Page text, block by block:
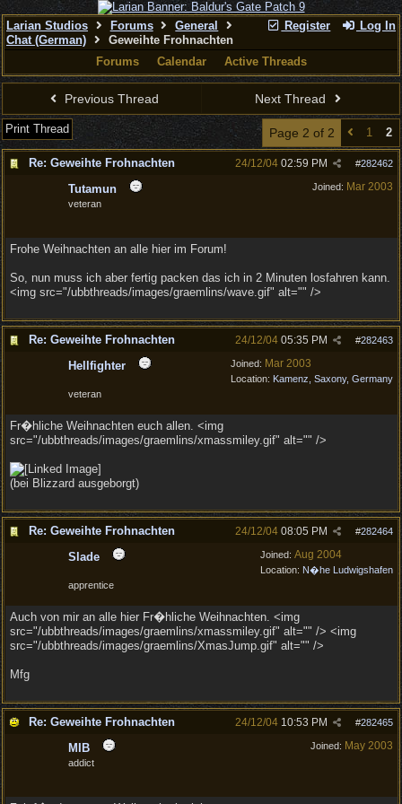
Register Log In
Larian Studios Forums
General
Chat (German)
Geweihte Frohnachten
Forums
Calendar Active Threads
Previous Thread Next Thread
Print Thread Page 2 of 2 1 2
Re: Geweihte Frohnachten #282462
24/12/04 02:59 PM
Joined: Mar 2003
Tutamun
veteran
Frohe Weihnachten an alle hier im Forum!
So, nun muss ich aber fertig packen das ich in 2 Minuten losfahren kann.
<img src="/ubbthreads/images/graemlins/wave.gif" alt="" />
Re: Geweihte Frohnachten #282463
24/12/04 05:35 PM
Joined: Mar 2003
Location: Kamenz, Saxony, Germany
Hellfighter
veteran
Fr�hliche Weihnachten euch allen. <img
src="/ubbthreads/images/graemlins/xmassmiley.gif" alt="" />
(bei Blizzard ausgeborgt)
Re: Geweihte Frohnachten #282464
24/12/04 08:05 PM
Joined: Aug 2004
Location: N�he Ludwigshafen
Slade
apprentice
Auch von mir an alle hier Fr�hliche Weihnachten. <img
src="/ubbthreads/images/graemlins/xmassmiley.gif" alt="" /> <img
src="/ubbthreads/images/graemlins/XmasJump.gif" alt="" />
Mfg
Re: Geweihte Frohnachten #282465
24/12/04 10:53 PM
Joined: May 2003
MIB
addict